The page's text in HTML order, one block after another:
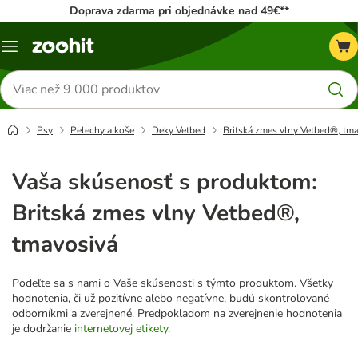
Doprava zdarma pri objednávke nad 49€**
Kategórie
Hľadať
produkty
Psy Pelechy a koše Deky Vetbed Britská zmes vlny Vetbed®,
Vaša skúsenosť s produktom:
Britská zmes vlny Vetbed®,
tmavosivá
Podeľte sa s nami o Vaše skúsenosti s týmto produktom. Všetky
hodnotenia, či už pozitívne alebo negatívne, budú skontrolované
odborníkmi a zverejnené. Predpokladom na zverejnenie hodnotenia
je dodržanie internetovej etikety.